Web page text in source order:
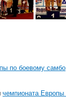
по боевому самбо
чемпионата